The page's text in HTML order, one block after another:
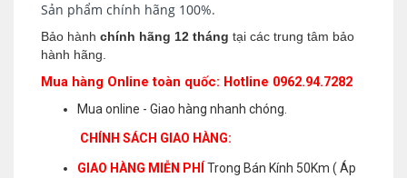
Sản phẩm chính hãng 100%.
Bảo hành chính hãng 12 tháng tại các trung tâm bảo
hành hãng.
Mua hàng Online toàn quốc: Hotline 0962.94.7282
Mua online - Giao hàng nhanh chóng.
CHÍNH SÁCH GIAO HÀNG:
GIAO HÀNG MIỄN PHÍ
Trong Bán Kính 50Km ( Áp